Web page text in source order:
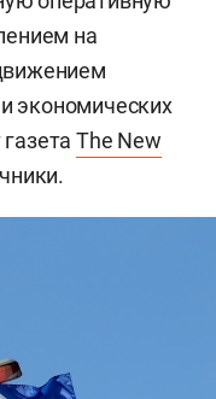
на
экономических
The New